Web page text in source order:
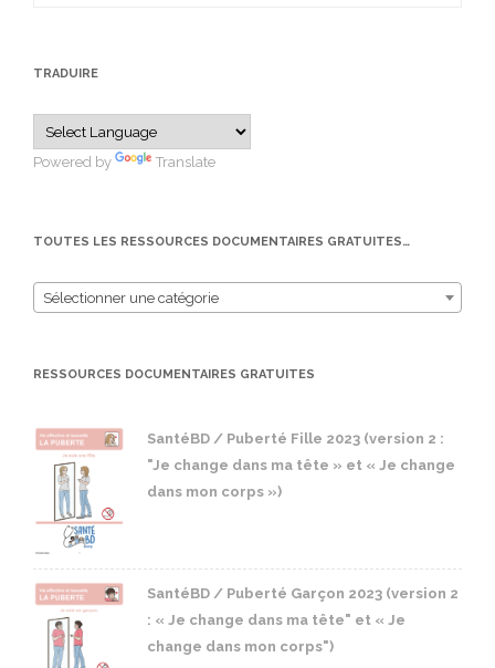
TRADUIRE
Powered by Translate
TOUTES LES RESSOURCES DOCUMENTAIRES GRATUITES…
Sélectionner une catégorie
RESSOURCES DOCUMENTAIRES GRATUITES
SantéBD / Puberté Fille 2023 (version 2 :
"Je change dans ma tête » et « Je change
dans mon corps »)
SantéBD / Puberté Garçon 2023 (version 2
: « Je change dans ma tête" et « Je
change dans mon corps")